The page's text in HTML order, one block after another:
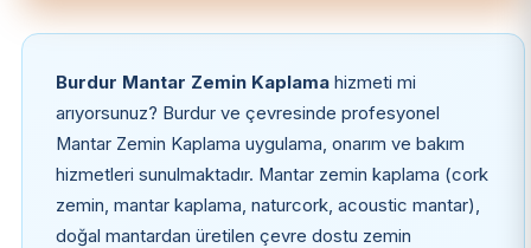
Burdur Mantar Zemin Kaplamahizmeti mi
arıyorsunuz? Burdur ve çevresinde profesyonel
Mantar Zemin Kaplama uygulama, onarım ve bakım
hizmetleri sunulmaktadır. Mantar zemin kaplama (cork
zemin, mantar kaplama, naturcork, acoustic mantar),
doğal mantardan üretilen çevre dostu zemin